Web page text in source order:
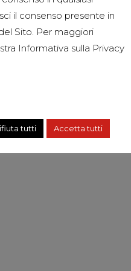
il consenso presente in
Sito. Per maggiori
Informativa sulla Privacy
tutti Accetta tutti